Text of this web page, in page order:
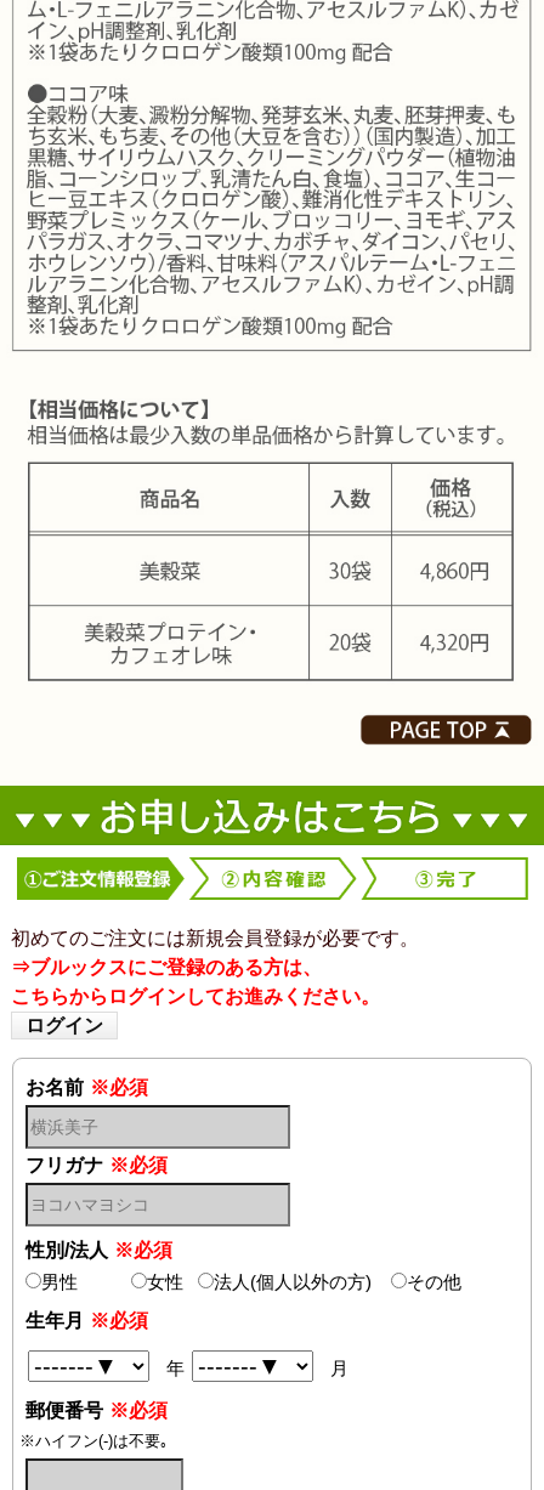
初めてのご注文には新規会員登録が必要です。
⇒ブルックスにご登録のある方は、
こちらからログインしてお進みください。
ログイン
お名前 ※必須
フリガナ ※必須
性別/法人 ※必須
男性
女性 法人(個人以外の方)
その他
生年月
※必須
年 月
郵便番号 ※必須
※ハイフン(-)は不要｡